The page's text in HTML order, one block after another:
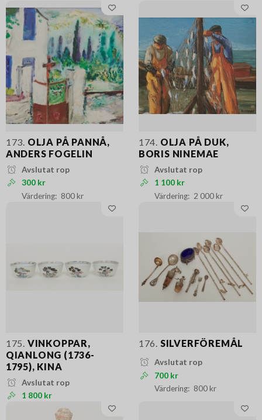
173. OLJA PÅ PANNÅ,
ANDERS FOGELIN
Avslutat rop
300 kr
800 kr
174. OLJA PÅ DUK,
BORIS NINEMAE
Avslutat rop
1 100 kr
2 000 kr
175. VINKOPPAR,
QIANLONG (1736-
1795), KINA
Avslutat rop
1 800 kr
176. SILVERFÖREMÅL
Avslutat rop
700 kr
800 kr